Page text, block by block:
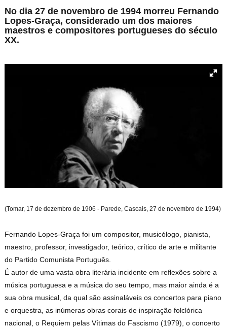
No dia 27 de novembro de 1994 morreu Fernando
Lopes-Graça, considerado um dos maiores
maestros e compositores portugueses do século
XX.
(Tomar, 17 de dezembro de 1906 - Parede, Cascais, 27 de novembro de 1994)
Fernando Lopes-Graça foi um compositor, musicólogo, pianista,
maestro, professor, investigador, teórico, crítico de arte e militante
do Partido Comunista Português.
É autor de uma vasta obra literária incidente em reflexões sobre a
música portuguesa e a música do seu tempo, mas maior ainda é a
sua obra musical, da qual são assinaláveis os concertos para piano
e orquestra, as inúmeras obras corais de inspiração folclórica
nacional, o Requiem pelas Vítimas do Fascismo (1979), o concerto